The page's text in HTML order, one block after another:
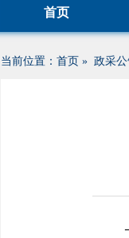
首页
当前位置： 首页 » 政采